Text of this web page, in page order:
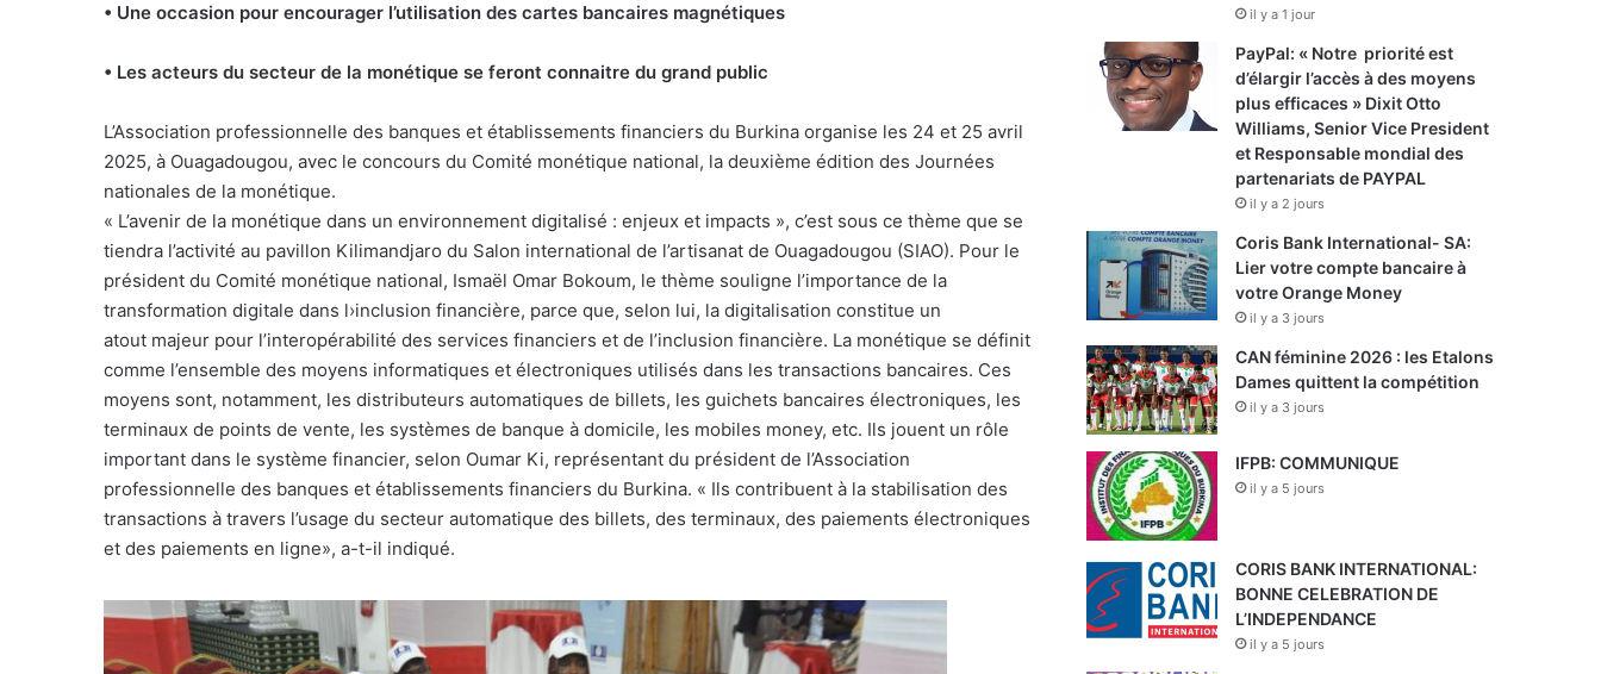
• Une occasion pour encourager l’utilisation des cartes bancaires magnétiques
• Les acteurs du secteur de la monétique se feront connaitre du grand public
L’Association professionnelle des banques et établissements financiers du Burkina organise les 24 et 25 avril
2025, à Ouagadougou, avec le concours du Comité monétique national, la deuxième édition des Journées
nationales de la monétique.
« L’avenir de la monétique dans un environnement digitalisé : enjeux et impacts », c’est sous ce thème que se
tiendra l’activité au pavillon Kilimandjaro du Salon international de l’artisanat de Ouagadougou (SIAO). Pour le
président du Comité monétique national, Ismaël Omar Bokoum, le thème souligne l’importance de la
transformation digitale dans l›inclusion financière, parce que, selon lui, la digitalisation constitue un
atout majeur pour l’interopérabilité des services financiers et de l’inclusion financière. La monétique se définit
comme l’ensemble des moyens informatiques et électroniques utilisés dans les transactions bancaires. Ces
moyens sont, notamment, les distributeurs automatiques de billets, les guichets bancaires électroniques, les
terminaux de points de vente, les systèmes de banque à domicile, les mobiles money, etc. Ils jouent un rôle
important dans le système financier, selon Oumar Ki, représentant du président de l’Association
professionnelle des banques et établissements financiers du Burkina. « Ils contribuent à la stabilisation des
transactions à travers l’usage du secteur automatique des billets, des terminaux, des paiements électroniques
et des paiements en ligne», a-t-il indiqué.
il y a 1 jour
PayPal: « Notre priorité est
d’élargir l’accès à des moyens
plus efficaces » Dixit Otto
Williams, Senior Vice President
et Responsable mondial des
partenariats de PAYPAL
il y a 2 jours
Coris Bank International- SA:
Lier votre compte bancaire à
votre Orange Money
il y a 3 jours
CAN féminine 2026 : les Etalons
Dames quittent la compétition
il y a 3 jours
IFPB: COMMUNIQUE
il y a 5 jours
CORIS BANK INTERNATIONAL:
BONNE CELEBRATION DE
L’INDEPENDANCE
il y a 5 jours